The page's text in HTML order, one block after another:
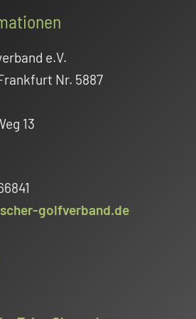
e.V.
Nr. 5887
13
golfverband.de